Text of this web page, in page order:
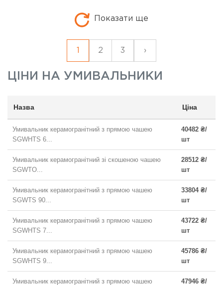
Показати ще
1 2 3 ›
ЦІНИ НА УМИВАЛЬНИКИ
Назва Ціна
Умивальник керамогранітний з прямою чашею
SGWHTS 6...
40482 ₴/
шт
Умивальник керамогранітний зі скошеною чашею
SGWTO...
28512 ₴/
шт
Умивальник керамогранітний з прямою чашею
SGWTS 90...
33804 ₴/
шт
Умивальник керамогранітний з прямою чашею
SGWHTS 7...
43722 ₴/
шт
Умивальник керамогранітний з прямою чашею
SGWHTS 9...
45786 ₴/
шт
Умивальник керамогранітний з прямою чашею 47946 ₴/